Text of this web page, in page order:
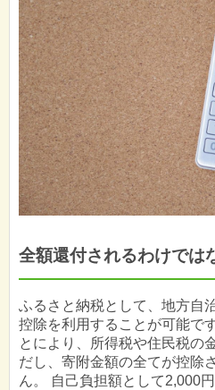
全額還付されるわけでは
ふるさと納税として、地方自
控除を利用することが可能で
とにより、所得税や住民税の
だし、寄附金額の全てが控除
ん。 自己負担額として2,000